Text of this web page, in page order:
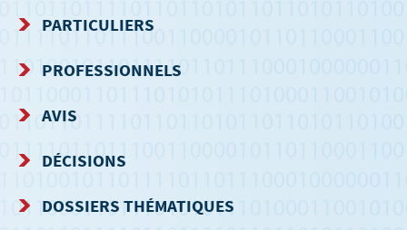
MENU
DE
NAVIGATION
PARTICULIERS
PROFESSIONNELS
AVIS
DÉCISIONS
DOSSIERS THÉMATIQUES